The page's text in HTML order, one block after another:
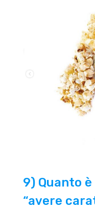
9) Quanto
“avere